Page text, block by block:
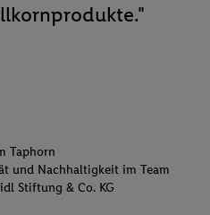
Taphorn
und Nachhaltigkeit im Team
Stiftung & Co. KG